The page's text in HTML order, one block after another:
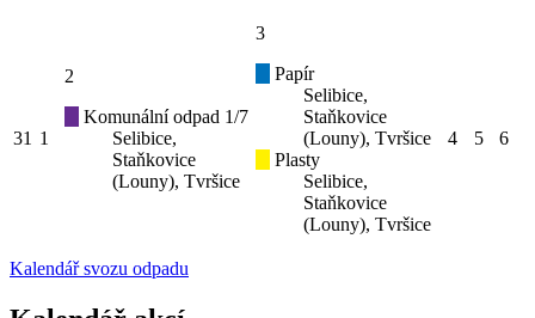
31 1
2
Komunální odpad 1/7
Selibice,
Staňkovice
(Louny), Tvršice
3
Papír
Selibice,
Staňkovice
(Louny), Tvršice
Plasty
Selibice,
Staňkovice
(Louny), Tvršice
4 5 6
Kalendář svozu odpadu